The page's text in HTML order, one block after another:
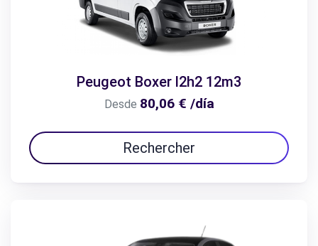
Peugeot Boxer l2h2 12m3
Desde 80,06 € /día
Rechercher